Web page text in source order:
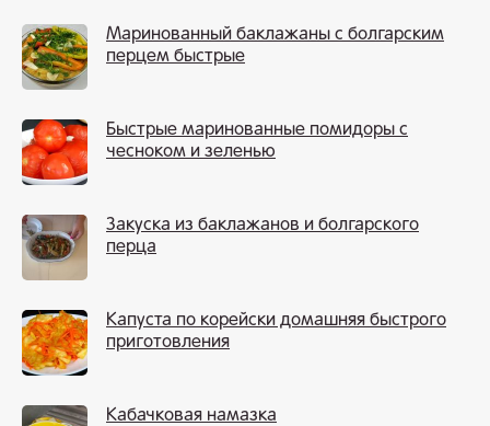
Маринованный баклажаны с болгарским
перцем быстрые
Быстрые маринованные помидоры с
чесноком и зеленью
Закуска из баклажанов и болгарского
перца
Капуста по корейски домашняя быстрого
приготовления
Кабачковая намазка